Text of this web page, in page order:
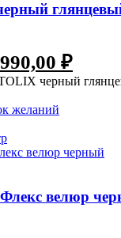
₽
черный
желаний
велюр